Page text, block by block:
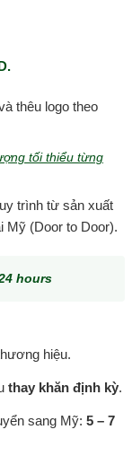
thêu logo theo
tối thiểu từng
trình từ sản xuất
Mỹ (Door to Door).
hours
hiệu.
thay khăn định kỳ.
sang Mỹ: 5 – 7